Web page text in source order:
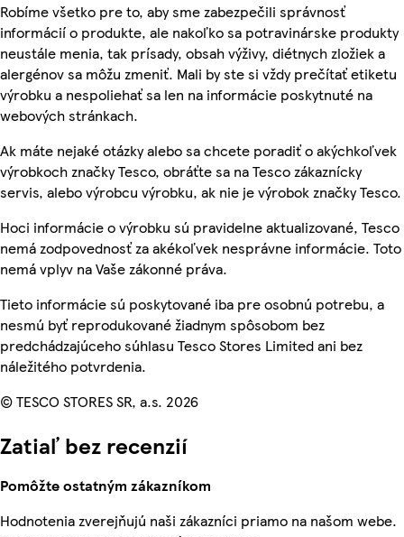
Robíme všetko pre to, aby sme zabezpečili správnosť
informácií o produkte, ale nakoľko sa potravinárske produkty
neustále menia, tak prísady, obsah výživy, diétnych zložiek a
alergénov sa môžu zmeniť. Mali by ste si vždy prečítať etiketu
výrobku a nespoliehať sa len na informácie poskytnuté na
webových stránkach.
Ak máte nejaké otázky alebo sa chcete poradiť o akýchkoľvek
výrobkoch značky Tesco, obráťte sa na Tesco zákaznícky
servis, alebo výrobcu výrobku, ak nie je výrobok značky Tesco.
Hoci informácie o výrobku sú pravidelne aktualizované, Tesco
nemá zodpovednosť za akékoľvek nesprávne informácie. Toto
nemá vplyv na Vaše zákonné práva.
Tieto informácie sú poskytované iba pre osobnú potrebu, a
nesmú byť reprodukované žiadnym spôsobom bez
predchádzajúceho súhlasu Tesco Stores Limited ani bez
náležitého potvrdenia.
© TESCO STORES SR, a.s. 2026
Zatiaľ bez recenzií
Pomôžte ostatným zákazníkom
Hodnotenia zverejňujú naši zákazníci priamo na našom webe.